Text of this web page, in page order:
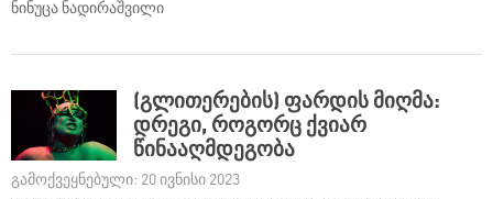
ნინუცა ნადირაშვილი
(გლითერების) ფარდის მიღმა:
დრეგი, როგორც ქვიარ
წინააღმდეგობა
გამოქვეყნებული: 20 ივნისი 2023